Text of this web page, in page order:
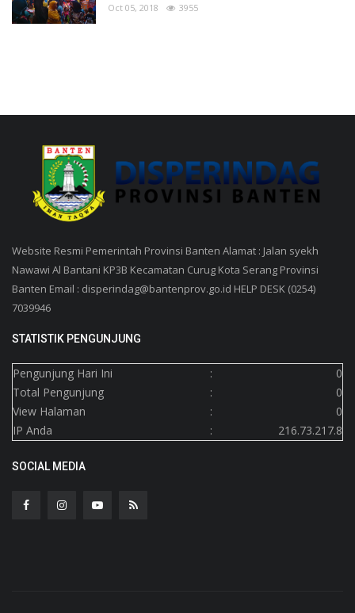
Oct 05, 2018 3955
Website Resmi Pemerintah Provinsi Banten Alamat : Jalan syekh
Nawawi Al Bantani KP3B Kecamatan Curug Kota Serang Provinsi
Banten Email : disperindag@bantenprov.go.id HELP DESK (0254)
7039946
STATISTIK PENGUNJUNG
Pengunjung Hari Ini :
0
Total Pengunjung
:
0
View Halaman
:
0
IP Anda
: 216.73.217.8
SOCIAL MEDIA